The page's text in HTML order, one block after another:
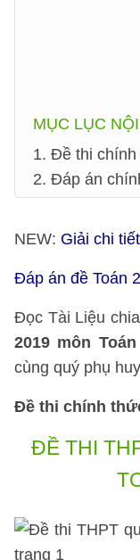
MỤC LỤC
1. Đề thi
2. Đáp án
NEW: Giải chi
Đáp án đề Toán
Đọc Tài Liệu
2019 môn
cùng quý phụ
Đề thi chính
ĐỀ THI